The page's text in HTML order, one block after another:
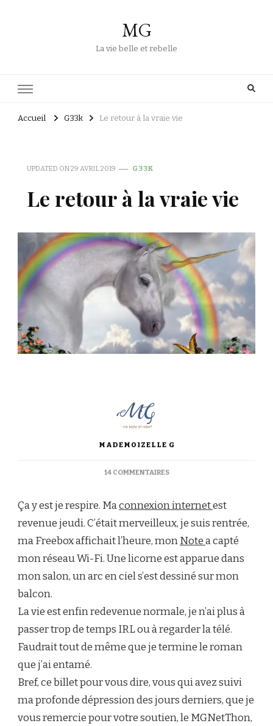
MG
La vie belle et rebelle
Accueil G33k Le retour à la vraie vie
UPDATED ON29 AVRIL 2019 G33K
Le retour à la vraie vie
MADEMOIZELLE G
14 COMMENTAIRESSUR
À
VRAIE
VIE
Ça y est je respire. Maconnexion internetest
revenue jeudi. C’était merveilleux, je suis rentrée,
ma Freebox affichait l’heure, monNotea capté
mon réseau Wi-Fi. Une licorne est apparue dans
mon salon, un arc en ciel s’est dessiné sur mon
balcon.
La vie est enfin redevenue normale, je n’ai plus à
passer trop de temps IRL ou à regarder la télé.
Faudrait tout de même que je termine le roman
que j’ai entamé.
Bref, ce billet pour vous dire, vous qui avez suivi
ma profonde dépression des jours derniers, que je
vous remercie pour votre soutien, le MGNetThon,